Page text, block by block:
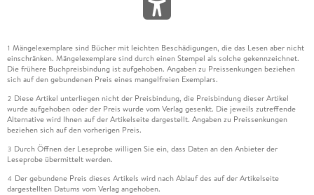
1 Mängelexemplare sind Bücher mit leichten Beschädigungen, die das Lesen aber nicht
einschränken. Mängelexemplare sind durch einen Stempel als solche gekennzeichnet.
Die frühere Buchpreisbindung ist aufgehoben. Angaben zu Preissenkungen beziehen
sich auf den gebundenen Preis eines mangelfreien Exemplars.
2 Diese Artikel unterliegen nicht der Preisbindung, die Preisbindung dieser Artikel
wurde aufgehoben oder der Preis wurde vom Verlag gesenkt. Die jeweils zutreffende
Alternative wird Ihnen auf der Artikelseite dargestellt. Angaben zu Preissenkungen
beziehen sich auf den vorherigen Preis.
3 Durch Öffnen der Leseprobe willigen Sie ein, dass Daten an den Anbieter der
Leseprobe übermittelt werden.
4 Der gebundene Preis dieses Artikels wird nach Ablauf des auf der Artikelseite
dargestellten Datums vom Verlag angehoben.